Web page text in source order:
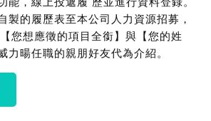
製的履歷表至本公司人力資源招募，
您想應徵的項目全銜】與【您的姓
力暘任職的親朋好友代為介紹。